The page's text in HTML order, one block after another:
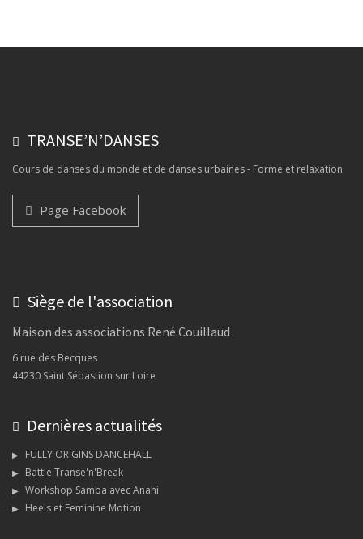
TRANSE’N’DANSES
Cours de danses du monde et de danses urbaines - Forme et relaxation
Page Facebook
Siège de l'association
Maison des associations René Couillaud
6 rue des Becques
44230 Saint Sébastion sur Loire
Dernières actualités
FULLY ORIGINS DANCEHALL
Battle Transe'n'Break
Workshop Samba avec Anahi
Heels et Feminine Motion